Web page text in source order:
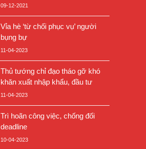
09-12-2021
Vỉa hè ‘từ chối phục vụ’ người
bụng bự
11-04-2023
Thủ tướng chỉ đạo tháo gỡ khó
khăn xuất nhập khẩu, đầu tư
11-04-2023
Trì hoãn công việc, chống đối
deadline
10-04-2023